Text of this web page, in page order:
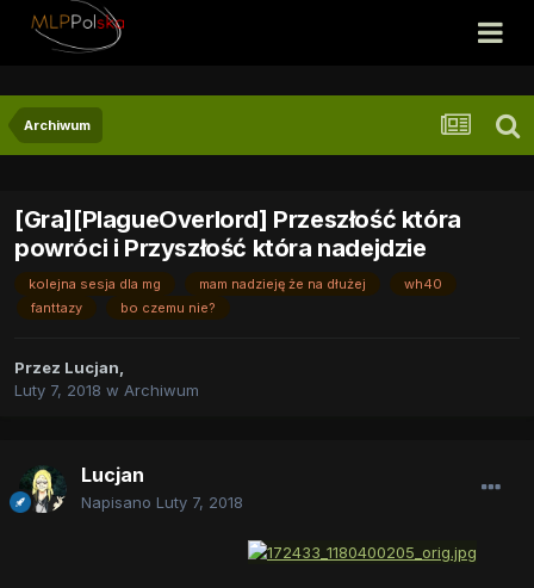
Archiwum
[Gra][PlagueOverlord] Przeszłość która
powróci i Przyszłość która nadejdzie
kolejna sesja dla mg mam nadzieję że na dłużej
wh40
fanttazy
bo czemu nie?
Przez Lucjan,
Luty 7, 2018 w Archiwum
Lucjan
Napisano Luty 7, 2018